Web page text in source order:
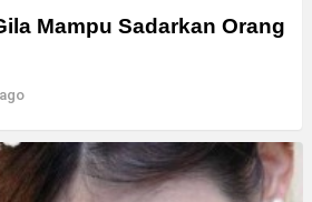
Mampu Sadarkan Orang